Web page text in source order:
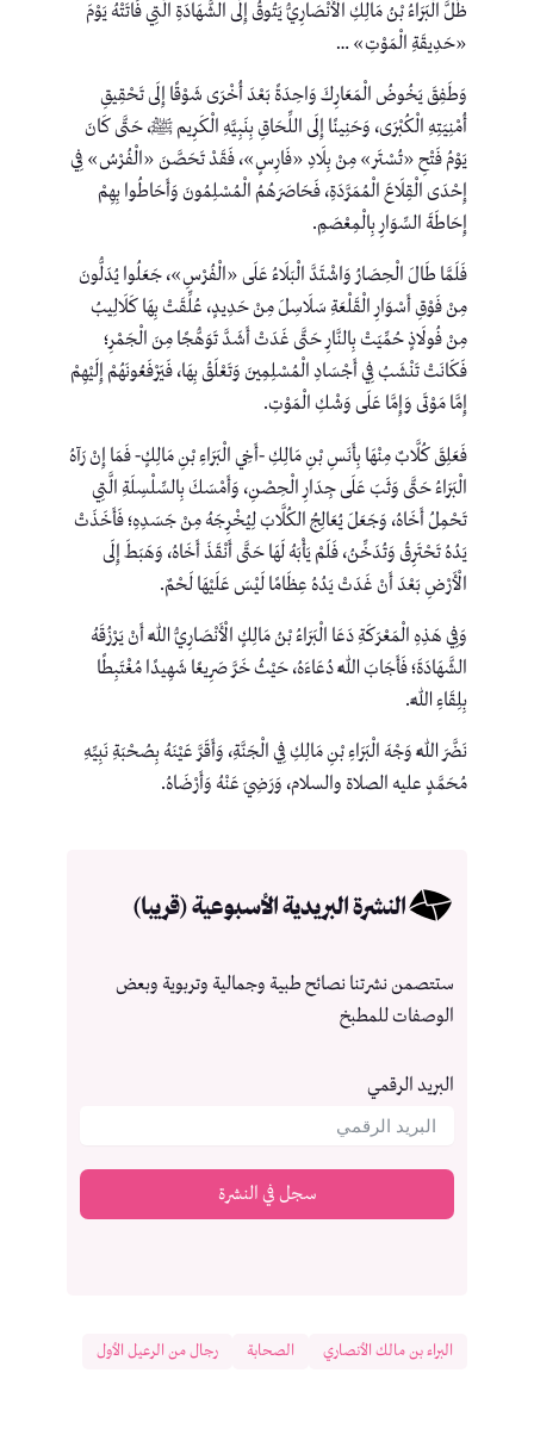
ظَلَّ الْبَرَاءُ بْنُ مَالِكِ الْأَنْصَارِيُّ يَتُوقُ إِلَى الشَّهَادَةِ الَّتِي فَاتَتْهُ يَوْمَ
«حَدِيقَةِ الْمَوْتِ» …
وَطَفِقَ يَخُوضُ الْمَعَارِكَ وَاحِدَةً بَعْدَ أُخْرَى شَوْقًا إِلَى تَحْقِيقِ
أُمْنِيَتِهِ الْكُبْرَى، وَحَنِينًا إِلَى اللِّحَاقِ بِنَبِيَّهِ الْكَرِيم ﷺ، حَتَّى كَانَ
يَوْمُ فَتْحِ «تُسْتَر» مِنْ بِلَادِ «فَارِسٍ»، فَقَدْ تَحَصَّنَ «الْفُرْسُ» فِي
إِحْدَى الْقِلَاعَ الْمُمَرَّدَةِ، فَحَاصَرَهُمُ الْمُسْلِمُونَ وَأَحَاطُوا بِهِمْ
إِحَاطَةَ السِّوَارِ بِالْمِعْصَمِ.
فَلَمَّا طَالَ الْحِصَارُ وَاشْتَدَّ الْبَلَاءُ عَلَى «الْفُرْسِ»، جَعَلُوا يُدَلُّونَ
مِنْ فَوْقِ أَسْوَارِ الْقَلْعَةِ سَلَاسِلَ مِنْ حَدِيدٍ، عُلِّقَتْ بِهَا كَلَالِيبُ
مِنْ فُولَاذٍ حُمِّيَتْ بِالنَّارِ حَتَّى غَدَتْ أَشَدَّ تَوَهُّجًا مِنَ الْجَمْرِ؛
فَكَانَتْ تَنْشَبُ فِي أَجْسَادِ الْمُسْلِمِينَ وَتَعْلَقُ بِهَا، فَيَرْفَعُونَهُمْ إِلَيْهِمْ
إِمَّا مَوْتَى وَإِمَّا عَلَى وَشْكِ الْمَوْتِ.
فَعَلِقَ كُلَّابٌ مِنْهَا بِأَنَسِ بْنِ مَالِكِ -أَخِي الْبَرَاءِ بْنِ مَالِكٍ- فَمَا إِنْ رَآهُ
الْبَرَاءُ حَتَّى وَثَبَ عَلَى جِدَارِ الْحِصْنِ، وَأَمْسَكَ بِالسِّلْسِلَةِ الَّتِي
تَحْمِلُ أَخَاهُ، وَجَعَلَ يُعَالِجُ الكُلَّابَ لِيُخْرِجَهُ مِنْ جَسَدِهِ؛ فَأَخَذَتْ
يَدُهُ تَحْتَرِقُ وَتُدَخِّنُ، فَلَمْ يَأْبَهُ لَهَا حَتَّى أَنْقَذَ أَخَاهُ، وَهَبَطَ إِلَى
الْأَرْضِ بَعْدَ أَنْ غَدَتْ يَدُهُ عِظَامًا لَيْسَ عَلَيْهَا لَحْمٌ.
وَفِي هَذِهِ الْمَعْرَكَةِ دَعَا الْبَرَاءُ بْنُ مَالِكٍ الْأَنْصَارِيُّ اللَّهَ أَنْ يَرْزُقَهُ
الشَّهَادَةَ؛ فَأَجَابَ اللَّهُ دُعَاءَهُ، حَيْثُ خَرَّ صَرِيعًا شَهِيدًا مُغْتَبِطًا
بِلِقَاءِ اللَّهِ.
نَضَّرَ اللَّهُ وَجْهَ الْبَرَاءِ بْنِ مَالِكِ فِي الْجَنَّةِ، وَأَقَرَّ عَيْنَهُ بِصُحْبَةِ نَبِيِّهِ
مُحَمَّدٍ عليه الصلاة والسلام، وَرَضِيَ عَنْهُ وَأَرْضَاهُ.
النشرة البريدية الأسبوعية (قريبا)
ستتصمن نشرتنا نصائح طبية وجمالية وتربوية وبعض
الوصفات للمطبخ
البريد الرقمي
سجل في النشرة
البراء بن مالك الأنصاري الصحابة رجال من الرعيل الأول